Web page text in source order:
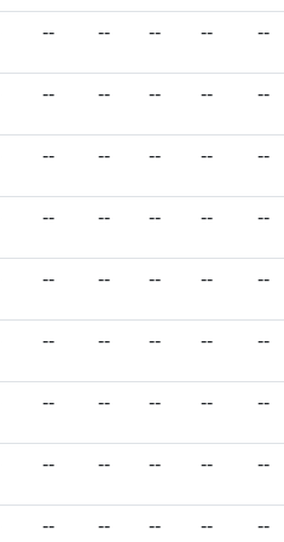
-- -- -- -- --
-- -- -- -- --
-- -- -- -- --
-- -- -- -- --
-- -- -- -- --
-- -- -- -- --
-- -- -- -- --
-- -- -- -- --
-- -- -- -- --